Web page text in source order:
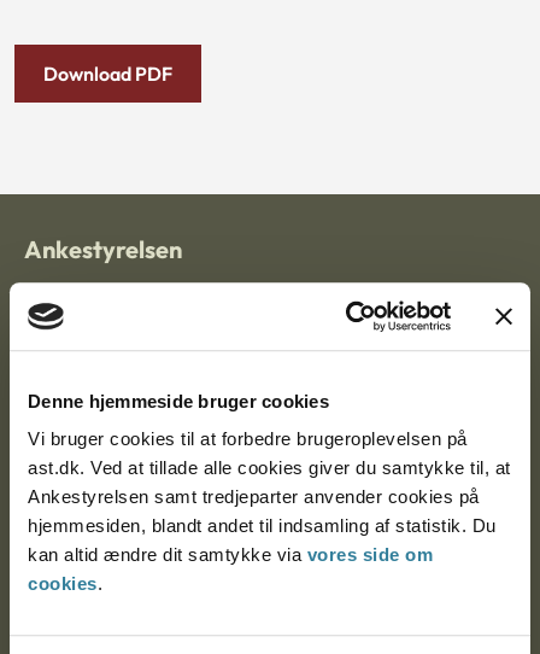
Denne hjemmeside bruger cookies
Vi bruger cookies til at forbedre brugeroplevelsen på
ast.dk. Ved at tillade alle cookies giver du samtykke til, at
Ankestyrelsen samt tredjeparter anvender cookies på
hjemmesiden, blandt andet til indsamling af statistik. Du
kan altid ændre dit samtykke via vores side om
cookies.
Download PDF
Ankestyrelsen
Postadresse:
Nytorv 7, 2. sal
Ankestyrelsen Aalborg
Ankestyrelsen København
EAN: 57 98 000 35 48 21